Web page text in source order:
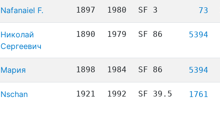
Nafanaiel F. 1897 1980 SF 3 73
Николай
Сергеевич
1890 1979 SF 86 5394
Мария 1898 1984 SF 86 5394
Nschan 1921 1992 SF 39.5 1761